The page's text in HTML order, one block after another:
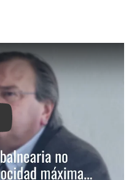
Los radares de ruta